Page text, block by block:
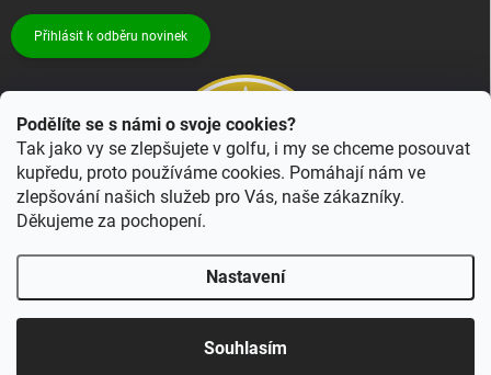
Podělíte se s námi o svoje cookies?
Tak jako vy se zlepšujete v golfu, i my se chceme posouvat
kupředu, proto používáme cookies. Pomáhají nám ve
zlepšování našich služeb pro Vás, naše zákazníky.
Děkujeme za pochopení.
Nastavení
Souhlasím
Přihlásit k odběru novinek
Copyright 2026Bestgolf.cz. Všechna práva vyhrazena.Upravit nastavení
cookies